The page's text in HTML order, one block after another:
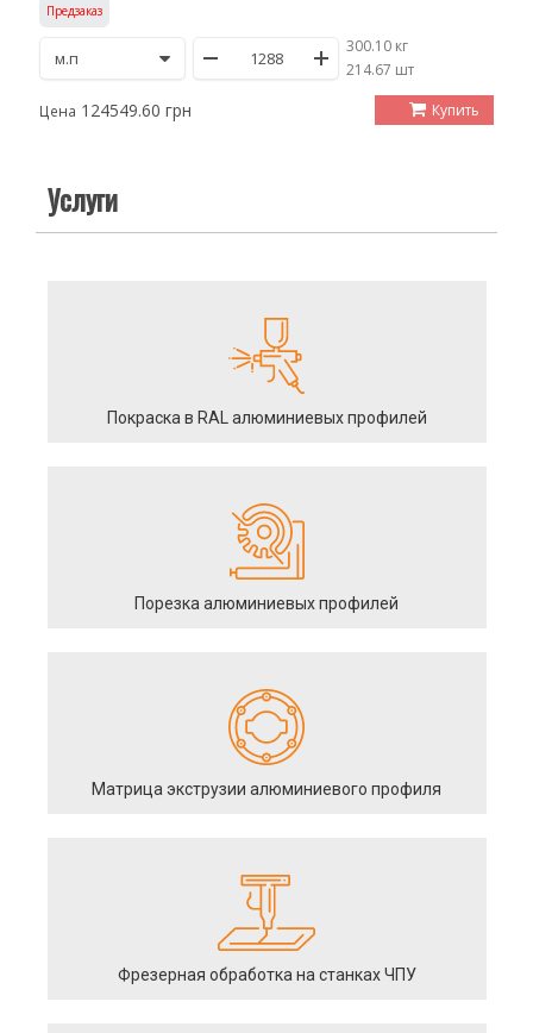
Предзаказ
300.10 кг
/214.67 шт
Цена 124549.60 грн Купить
Услуги
Покраска в RAL алюминиевых профилей
Порезка алюминиевых профилей
Матрица экструзии алюминиевого профиля
Фрезерная обработка на станках ЧПУ